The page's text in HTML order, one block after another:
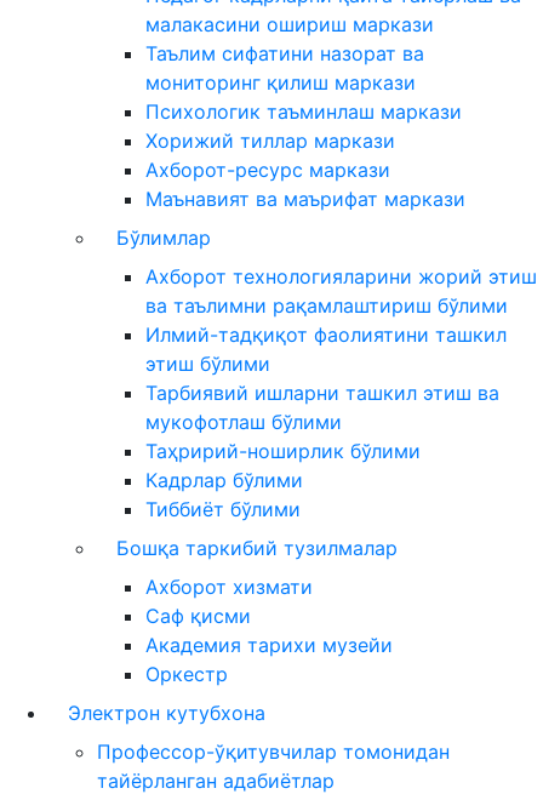
малакасини ошириш маркази
Таълим сифатини назорат ва
мониторинг қилиш маркази
Психологик таъминлаш маркази
Хорижий тиллар маркази
Ахборот-ресурс маркази
Маънавият ва маърифат маркази
Бўлимлар
Ахборот технологияларини жорий этиш
ва таълимни рақамлаштириш бўлими
Илмий-тадқиқот фаолиятини ташкил
этиш бўлими
Тарбиявий ишларни ташкил этиш ва
мукофотлаш бўлими
Таҳририй-ноширлик бўлими
Кадрлар бўлими
Тиббиёт бўлими
Бошқа таркибий тузилмалар
Ахборот хизмати
Саф қисми
Академия тарихи музейи
Оркестр
Электрон кутубхона
Профессор-ўқитувчилар томонидан
тайёрланган адабиётлар